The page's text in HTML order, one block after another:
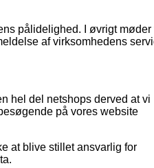
pålidelighed. I øvrigt møder
af virksomhedens
hel del netshops derved at vi
på vores website
at blive stillet ansvarlig for